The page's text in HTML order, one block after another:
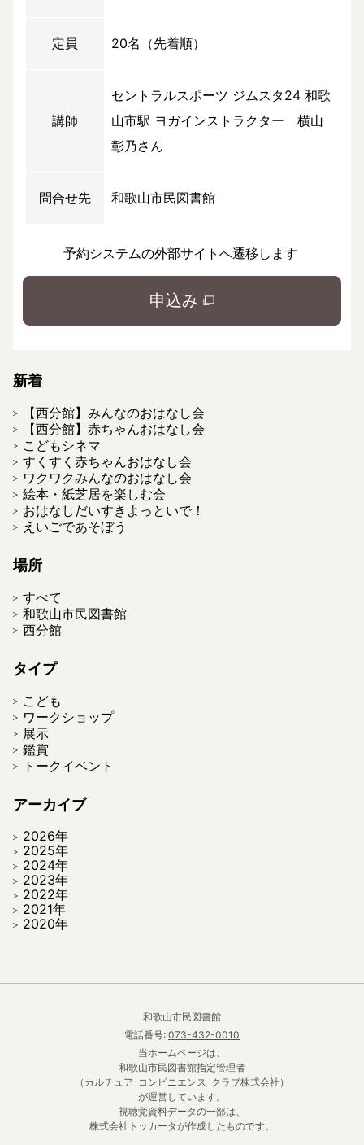
定員 20名（先着順）
講師
セントラルスポーツ ジムスタ24 和歌
山市駅 ヨガインストラクター 横山
彰乃さん
問合せ先 和歌山市民図書館
予約システムの外部サイトへ遷移します
申込み
新着
【西分館】みんなのおはなし会
【西分館】赤ちゃんおはなし会
こどもシネマ
すくすく赤ちゃんおはなし会
ワクワクみんなのおはなし会
絵本・紙芝居を楽しむ会
おはなしだいすきよっといで！
えいごであそぼう
場所
すべて
和歌山市民図書館
西分館
タイプ
こども
ワークショップ
展示
鑑賞
トークイベント
アーカイブ
2026年
2025年
2024年
2023年
2022年
2021年
2020年
和歌山市民図書館
電話番号: 073-432-0010
当ホームページは、
和歌山市民図書館指定管理者
（カルチュア･コンビニエンス･クラブ株式会社）
が運営しています。
視聴覚資料データの一部は、
株式会社トッカータが作成したものです。